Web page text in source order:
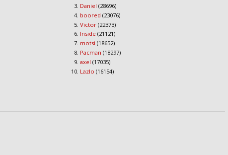
Daniel (28696)
boored (23076)
Victor (22373)
Inside (21121)
motsi (18652)
Pacman (18297)
axel (17035)
Lazlo (16154)